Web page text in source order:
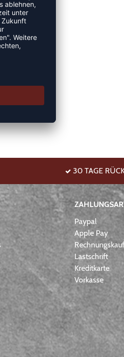
30 TAGE
Paypal
Apple Pay
Rechnungskauf
Lastschrift
Kreditkarte
Vorkasse